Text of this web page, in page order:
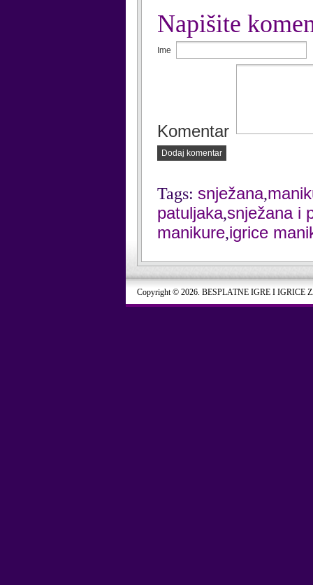
Napišite
Ime
Komentar
Dodaj komentar
Tags: snježana,
patuljaka,snježana i
manikure,igrice
Copyright © 2026. BESPLATNE IGRE I IGRICE